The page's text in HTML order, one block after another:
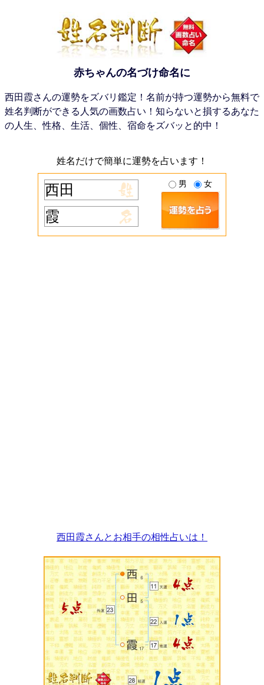
赤ちゃんの名づけ命名に
西田霞さんの運勢をズバリ鑑定！名前が持つ運勢から無料で
姓名判断ができる人気の画数占い！知らないと損するあなた
の人生、性格、生活、個性、宿命をズバッと的中！
姓名だけで簡単に運勢を占います！
男 女
西田霞さんとお相手の相性占いは！